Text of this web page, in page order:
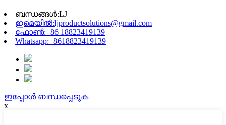
ബന്ധങ്ങൾ:LJ
ഇമെയിൽ:ljproductsolutions@gmail.com
ഫോൺ:+86 18823419139
Whatsapp:+8618823419139
ഇപ്പോൾ ബന്ധപ്പെടുക
x